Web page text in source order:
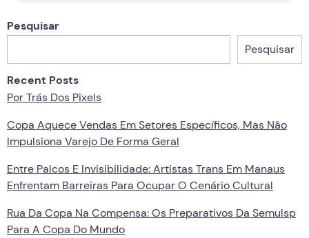
Pesquisar
Pesquisar
Recent Posts
Por Trás Dos Pixels
Copa Aquece Vendas Em Setores Específicos, Mas Não
Impulsiona Varejo De Forma Geral
Entre Palcos E Invisibilidade: Artistas Trans Em Manaus
Enfrentam Barreiras Para Ocupar O Cenário Cultural
Rua Da Copa Na Compensa: Os Preparativos Da Semulsp
Para A Copa Do Mundo